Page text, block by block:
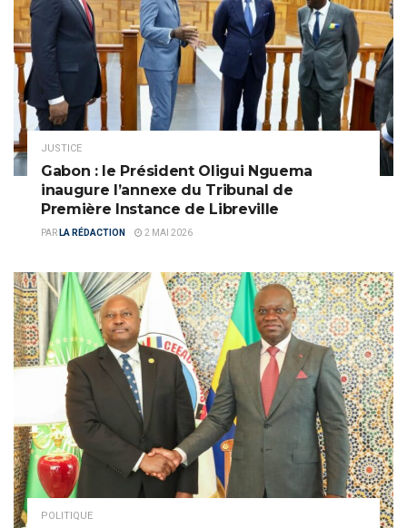
JUSTICE
Gabon : le Président Oligui Nguema
inaugure l’annexe du Tribunal de
Première Instance de Libreville
PAR LA RÉDACTION 2 MAI 2026
POLITIQUE